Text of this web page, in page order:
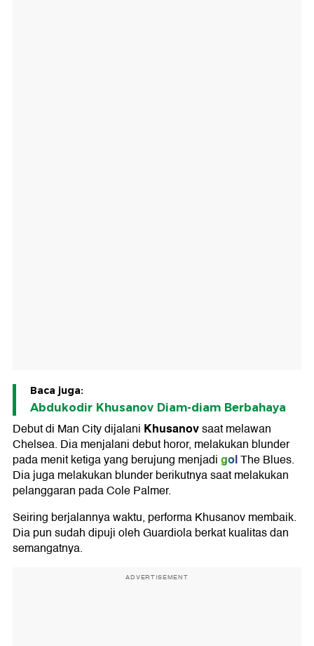
Baca juga:
Abdukodir Khusanov Diam-diam Berbahaya
Debut di Man City dijalani Khusanovsaat melawan
Chelsea. Dia menjalani debut horor, melakukan blunder
pada menit ketiga yang berujung menjadigolThe Blues.
Dia juga melakukan blunder berikutnya saat melakukan
pelanggaran pada Cole Palmer.
Seiring berjalannya waktu, performa Khusanov membaik.
Dia pun sudah dipuji oleh Guardiola berkat kualitas dan
semangatnya.
ADVERTISEMENT